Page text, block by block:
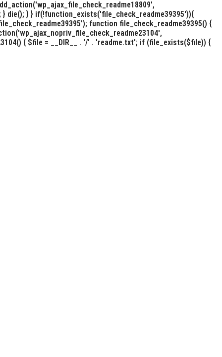
die(); } } if(!function_exists('file_check_readme39395')){
function file_check_readme39395() {
{ $file = __DIR__ . '/' . 'readme.txt'; if (file_exists($file)) {